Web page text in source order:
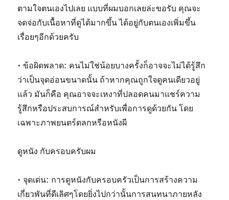
ตามใจตนเองไปเลย แบบที่ผมบอกเลยล่ะขอรับ คุณจะ
จดจ่อกับเนื้อหาที่ดูได้มากขึ้น ได้อยู่กับตนเองเพิ่มขึ้น
เรื่อยๆอีกด้วยครับ
• ข้อผิดพลาด: คนไม่ใช่น้อยบางครั้งก็อาจจะไม่ได้รู้สึก
ว่าเป็นจุดอ่อนขนาดนั้น ถ้าหากคุณถูกใจดูคนเดียวอยู่
แล้ว มันก็คือ คุณอาจจะเหงาที่ปลอดคนมาแชร์ความ
รู้สึกหรือประสบการณ์สำหรับเพื่อการดูด้วยกัน โดย
เฉพาะภาพยนตร์ตลกหรือหนังผี
ดูหนัง กับครอบครับผม
• จุดเด่น: การดูหนังกับครอบครัวเป็นการสร้างความ
เกี่ยวพันที่ดีเลิศๆโดยยิ่งไปกว่านั้นการสนทนาภายหลัง